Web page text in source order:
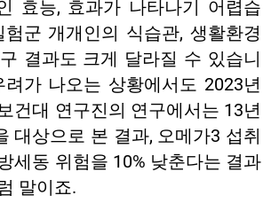
효능, 효과가 나타나기 어렵습
군 개개인의 식습관, 생활환경
결과도 크게 달라질 수 있습니
가 나오는 상황에서도 2023년
건대 연구진의 연구에서는 13년
대상으로 본 결과, 오메가3 섭취
세동 위험을 10% 낮춘다는 결과
말이죠.